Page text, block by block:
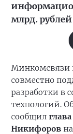
млрд. рублей
Минкомсвязи
совместно
разработки в
технологий.
сообщил
Никифоров